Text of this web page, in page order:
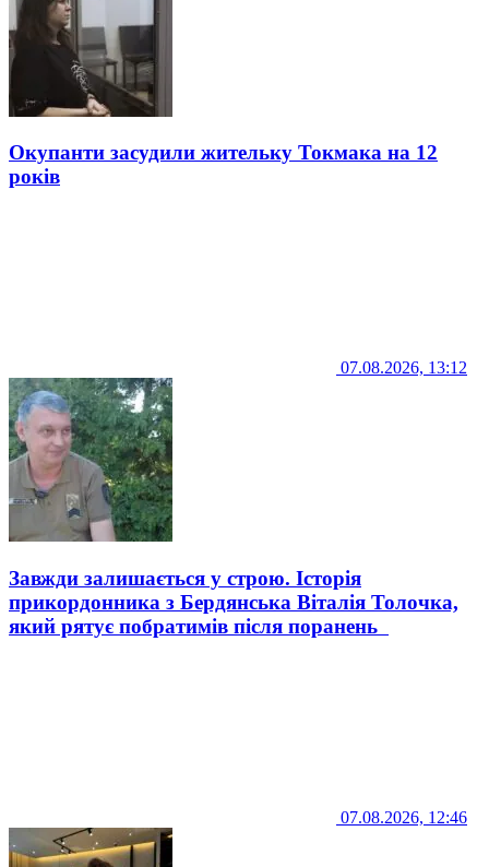
Окупанти засудили жительку Токмака на 12
років
07.08.2026, 13:12
Завжди залишається у строю. Історія
прикордонника з Бердянська Віталія Толочка,
який рятує побратимів після поранень
07.08.2026, 12:46